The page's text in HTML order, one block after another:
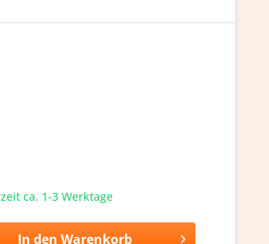
ca. 1-3 Werktage
In den Warenkorb